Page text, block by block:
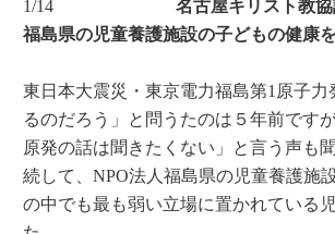
1/14 名古屋キリスト教
福島県の児童養護施設の子どもの健康
東日本大震災・東京電力福島第1原子
るのだろう」と問うたのは５年前です
原発の話は聞きたくない」と言う声も
続して、NPO法人福島県の児童養護施
の中でも最も弱い立場に置かれている